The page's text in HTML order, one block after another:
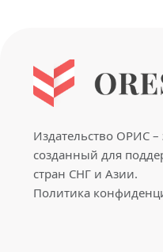
Издательство ОРИС
созданный для
стран СНГ и Азии.
Политика